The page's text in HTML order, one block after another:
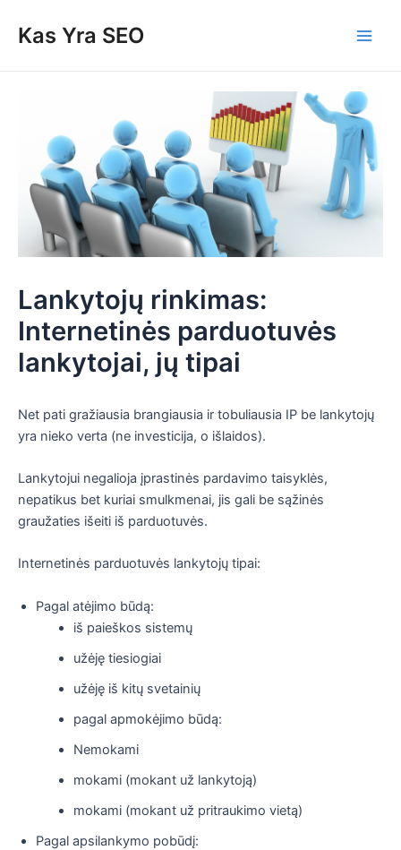
Kas Yra SEO
Lankytojų rinkimas:
Internetinės parduotuvės
lankytojai, jų tipai
Net pati gražiausia brangiausia ir tobuliausia IP be lankytojų
yra nieko verta (ne investicija, o išlaidos).
Lankytojui negalioja įprastinės pardavimo taisyklės,
nepatikus bet kuriai smulkmenai, jis gali be sąžinės
graužaties išeiti iš parduotuvės.
Internetinės parduotuvės lankytojų tipai:
Pagal atėjimo būdą:
iš paieškos sistemų
užėję tiesiogiai
užėję iš kitų svetainių
pagal apmokėjimo būdą:
Nemokami
mokami (mokant už lankytoją)
mokami (mokant už pritraukimo vietą)
Pagal apsilankymo pobūdį:
navigation